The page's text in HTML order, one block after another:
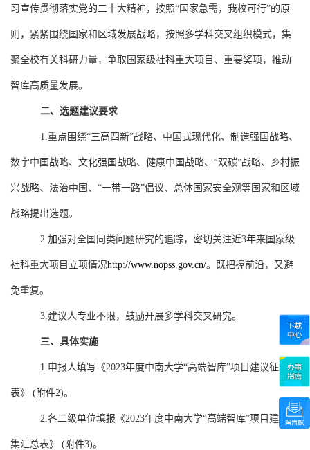
习宣传贯彻落实党的二十大精神，按照“国家急需，我校可行”的原
则，紧紧围绕国家和区域发展战略，按照多学科交叉组织模式，集
聚全校有关科研力量，争取国家级社科重大项目、重要奖项，推动
智库高质量发展。
二、选题建议要求
1.重点围绕“三高四新”战略、中国式现代化、制造强国战略、
数字中国战略、文化强国战略、健康中国战略、“双碳”战略、乡村振
兴战略、法治中国、“一带一路”倡议、总体国家安全观等国家和区域
战略提出选题。
2.加强对全国同类问题研究的追踪，密切关注近3年来国家级
社科重大项目立项情况http://www.nopss.gov.cn/。既把握前沿，又避
免重复。
3.建议人专业不限，鼓励开展多学科交叉研究。
三、具体实施
1.申报人填写《2023年度中南大学“高端智库”项目建议征集
表》 (附件2)。
2.各二级单位填报《2023年度中南大学“高端智库”项目建议征
集汇总表》 (附件3)。